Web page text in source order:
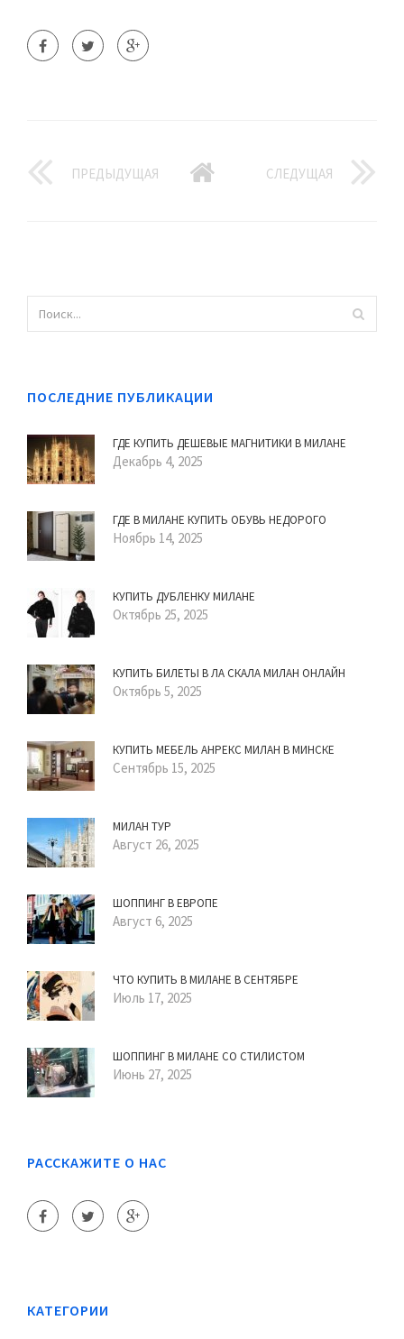
ПРЕДЫДУЩАЯ СЛЕДУЩАЯ
ПОСЛЕДНИЕ ПУБЛИКАЦИИ
ГДЕ КУПИТЬ ДЕШЕВЫЕ МАГНИТИКИ В МИЛАНЕ
Декабрь 4, 2025
ГДЕ В МИЛАНЕ КУПИТЬ ОБУВЬ НЕДОРОГО
Ноябрь 14, 2025
КУПИТЬ ДУБЛЕНКУ МИЛАНЕ
Октябрь 25, 2025
КУПИТЬ БИЛЕТЫ В ЛА СКАЛА МИЛАН ОНЛАЙН
Октябрь 5, 2025
КУПИТЬ МЕБЕЛЬ АНРЕКС МИЛАН В МИНСКЕ
Сентябрь 15, 2025
МИЛАН ТУР
Август 26, 2025
ШОППИНГ В ЕВРОПЕ
Август 6, 2025
ЧТО КУПИТЬ В МИЛАНЕ В СЕНТЯБРЕ
Июль 17, 2025
ШОППИНГ В МИЛАНЕ СО СТИЛИСТОМ
Июнь 27, 2025
РАССКАЖИТЕ О НАС
КАТЕГОРИИ